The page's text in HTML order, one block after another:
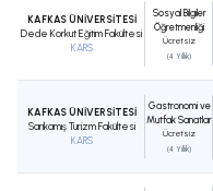
KAFKAS ÜNİVERSİTESİ
Dede Korkut Eğitim Fakültesi
KARS
Sosyal Bilgiler
Öğretmenliği
Ücretsiz
(4 Yıllık)
KAFKAS ÜNİVERSİTESİ
Sarıkamış Turizm Fakültesi
KARS
Gastronomi ve
Mutfak Sanatları
Ücretsiz
(4 Yıllık)